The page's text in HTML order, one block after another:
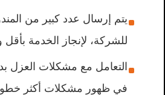
يتم إرسال عدد كبير من
للشركة، لإنجاز الخدمة
التعامل مع مشكلات العزل
في ظهور مشكلات أكثر